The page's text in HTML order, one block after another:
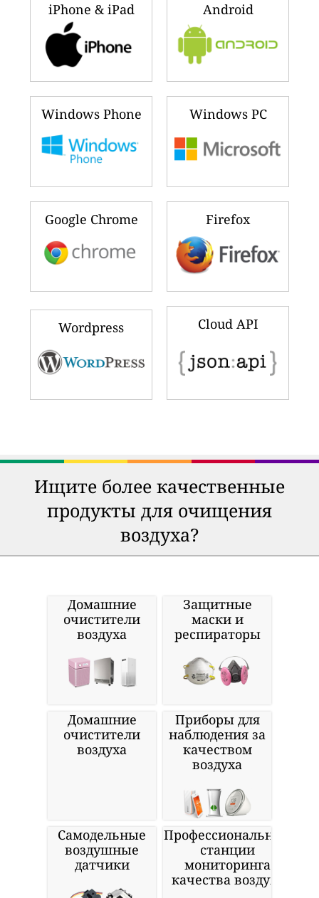
iPhone & iPad Android
Windows Phone Windows PC
Google Chrome Firefox
Wordpress Cloud API
Ищите более качественные
продукты для очищения
воздуха?
Домашние
очистители
воздуха
Защитные
маски и
респираторы
Домашние
очистители
воздуха
Приборы для
наблюдения за
качеством
воздуха
Самодельные
воздушные
датчики
Профессиональные
станции
мониторинга
качества воздуха